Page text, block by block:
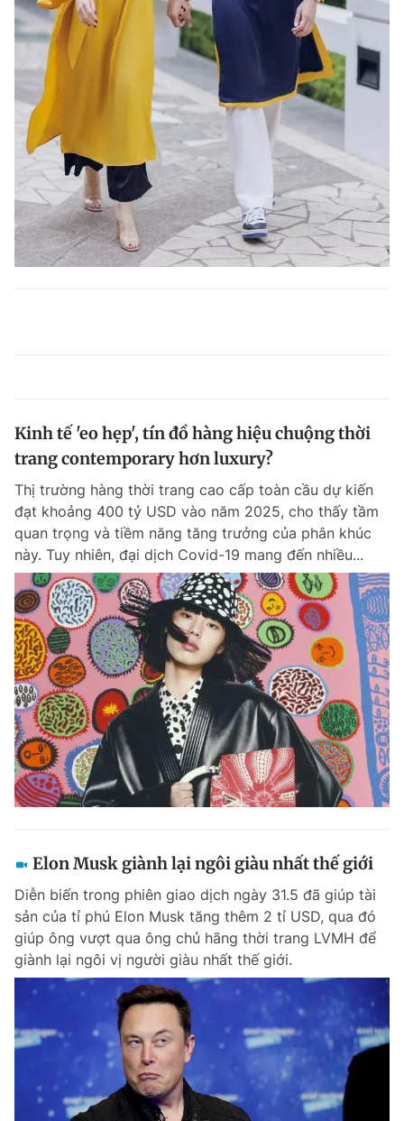
Kinh tế 'eo hẹp', tín đồ hàng hiệu chuộng thời
trang contemporary hơn luxury?
Thị trường hàng thời trang cao cấp toàn cầu dự kiến
đạt khoảng 400 tỷ USD vào năm 2025, cho thấy tầm
quan trọng và tiềm năng tăng trưởng của phân khúc
này. Tuy nhiên, đại dịch Covid-19 mang đến nhiều...
Elon Musk giành lại ngôi giàu nhất thế giới
Diễn biến trong phiên giao dịch ngày 31.5 đã giúp tài
sản của tỉ phú Elon Musk tăng thêm 2 tỉ USD, qua đó
giúp ông vượt qua ông chủ hãng thời trang LVMH để
giành lại ngôi vị người giàu nhất thế giới.